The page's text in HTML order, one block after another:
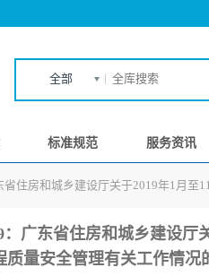
全部
标准规范 服务资讯
省住房和城乡建设厅关于2019年1月
：广东省住房和城乡建设厅
质量安全管理有关工作情况